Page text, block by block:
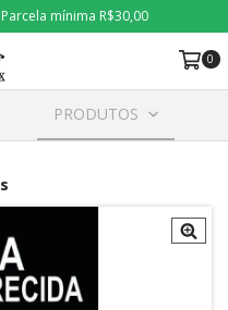
mínima R$30,00
0
PRODUTOS